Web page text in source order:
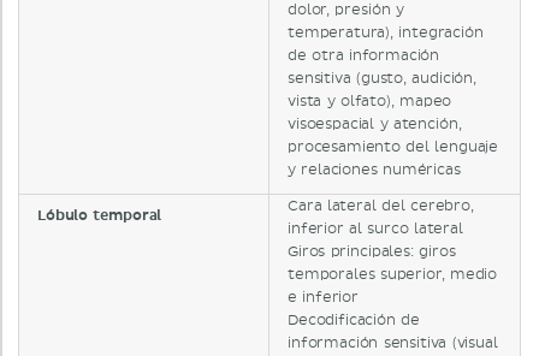
dolor, presión y
temperatura), integración
de otra información
sensitiva (gusto, audición,
vista y olfato), mapeo
visoespacial y atención,
procesamiento del lenguaje
y relaciones numéricas
Lóbulo temporal
Cara lateral del cerebro,
inferior al surco lateral
Giros principales: giros
temporales superior, medio
e inferior
Decodificación de
información sensitiva (visual